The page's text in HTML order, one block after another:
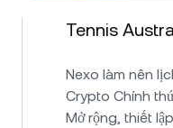
Tennis
Nexo làm nên
Crypto Chính
Mở rộng, thiết